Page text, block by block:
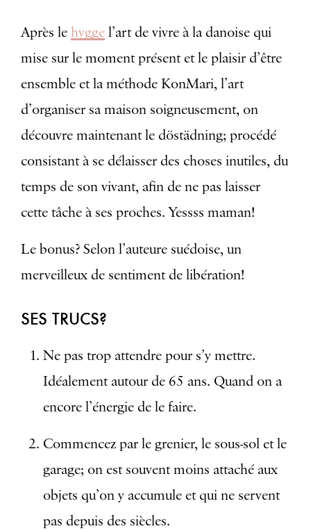
Après lehyggel’art de vivre à la danoise qui
mise sur le moment présent et le plaisir d’être
ensemble et la méthode KonMari, l’art
d’organiser sa maison soigneusement, on
découvre maintenant le döstädning; procédé
consistant à se délaisser des choses inutiles, du
temps de son vivant, afin de ne pas laisser
cette tâche à ses proches. Yessss maman!
Le bonus? Selon l’auteure suédoise, un
merveilleux de sentiment de libération!
SES TRUCS?
Ne pas trop attendre pour s’y mettre.
Idéalement autour de 65 ans. Quand on a
encore l’énergie de le faire.
Commencez par le grenier, le sous-sol et le
garage; on est souvent moins attaché aux
objets qu’on y accumule et qui ne servent
pas depuis des siècles.